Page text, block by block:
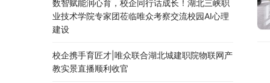
数智赋能润心育，校企同行话成长！湖北三峡职
业技术学院专家团莅临唯众考察交流校园AI心理
建设
校企携手育匠才|唯众联合湖北城建职院物联网产
教实景直播顺利收官